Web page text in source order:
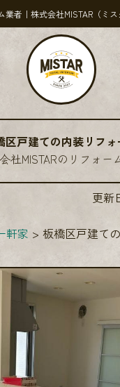
者｜株式会社MISTAR（ミス
区戸建ての内装リフォ
社MISTARのリフォー
更新
軒家 板橋区戸建て